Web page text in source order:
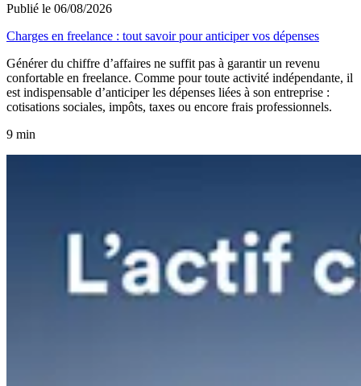
Publié le 06/08/2026
Charges en freelance : tout savoir pour anticiper vos dépenses
Générer du chiffre d’affaires ne suffit pas à garantir un revenu
confortable en freelance. Comme pour toute activité indépendante, il
est indispensable d’anticiper les dépenses liées à son entreprise :
cotisations sociales, impôts, taxes ou encore frais professionnels.
9 min